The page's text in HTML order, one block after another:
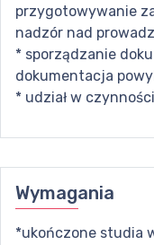
przygotowywanie
nadzór nad
* sporządzanie
dokumentacja
* udział w
Wymagania
*ukończone studia